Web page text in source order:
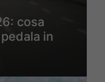
cosa
in